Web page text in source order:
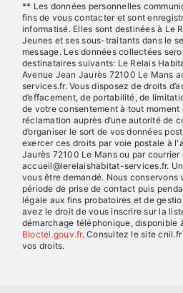
** Les données personnelles
fins de vous contacter et sont
informatisé. Elles sont destinées à Le
Jeunes et ses sous-traitants dans le
message. Les données collectées
destinataires suivants: Le Relais
Avenue Jean Jaurès 72100 Le Mans
services.fr. Vous disposez de droits
d’effacement, de portabilité, de
de votre consentement à tout moment
réclamation auprès d’une autorité de
d’organiser le sort de vos données
exercer ces droits par voie postale à
Jaurès 72100 Le Mans ou par
accueil@lerelaishabitat-services.fr.
vous être demandé. Nous conservons
période de prise de contact puis
légale aux fins probatoires et de
avez le droit de vous inscrire sur la
démarchage téléphonique, disponible
Bloctel.gouv.fr. Consultez le site cnil.fr
vos droits.